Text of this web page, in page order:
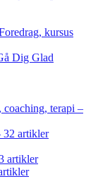
kursus
Dig Glad
terapi –
32 artikler
artikler